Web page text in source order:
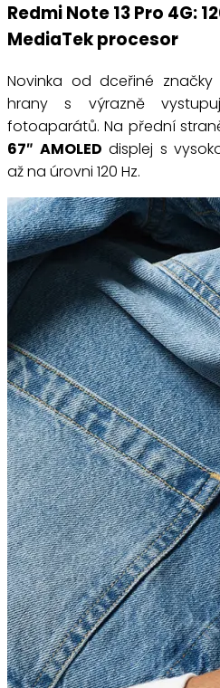
Redmi Note 13 Pro 4G:
MediaTek procesor
Novinka od dceřiné značky
hrany s výrazně
fotoaparátů. Na přední
67″ AMOLED displej s
až na úrovni 120 Hz.